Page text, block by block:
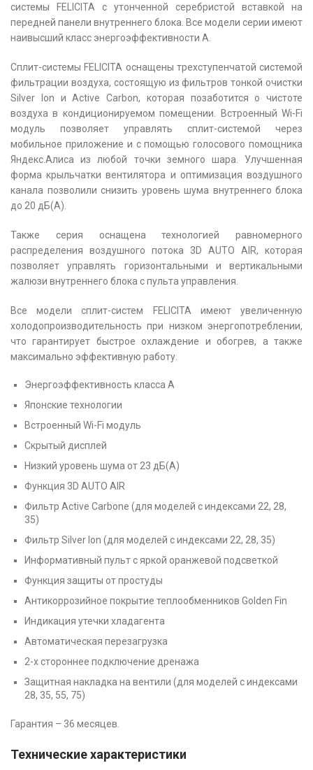
системы FELICITA с утонченной серебристой вставкой на
передней панели внутреннего блока. Все модели серии имеют
наивысший класс энергоэффективности А.
Сплит-системы FELICITA оснащены трехступенчатой системой
фильтрации воздуха, состоящую из фильтров тонкой очистки
Silver Ion и Active Carbon, которая позаботится о чистоте
воздуха в кондиционируемом помещении. Встроенный Wi-Fi
модуль позволяет управлять сплит-системой через
мобильное приложение и с помощью голосового помощника
Яндекс.Алиса из любой точки земного шара. Улучшенная
форма крыльчатки вентилятора и оптимизация воздушного
канала позволили снизить уровень шума внутреннего блока
до 20 дБ(А).
Также серия оснащена технологией равномерного
распределения воздушного потока 3D AUTO AIR, которая
позволяет управлять горизонтальными и вертикальными
жалюзи внутреннего блока с пульта управления.
Все модели сплит-систем FELICITA имеют увеличенную
холодопроизводительность при низком энергопотреблении,
что гарантирует быстрое охлаждение и обогрев, а также
максимально эффективную работу.
Энергоэффективность класса А
Японские технологии
Встроенный Wi-Fi модуль
Скрытый дисплей
Низкий уровень шума от 23 дБ(А)
Функция 3D AUTO AIR
Фильтр Active Carbone (для моделей с индексами 22, 28,
35)
Фильтр Silver Ion (для моделей с индексами 22, 28, 35)
Информативный пульт с яркой оранжевой подсветкой
Функция защиты от простуды
Антикоррозийное покрытие теплообменников Golden Fin
Индикация утечки хладагента
Автоматическая перезагрузка
2-х стороннее подключение дренажа
Защитная накладка на вентили (для моделей с индексами
28, 35, 55, 75)
Гарантия – 36 месяцев.
Технические характеристики